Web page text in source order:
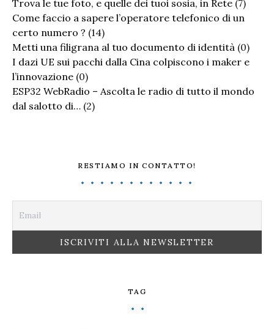
Trova le tue foto, e quelle dei tuoi sosia, in Rete (7)
Come faccio a sapere l’operatore telefonico di un
certo numero ? (14)
Metti una filigrana al tuo documento di identità (0)
I dazi UE sui pacchi dalla Cina colpiscono i maker e
l’innovazione (0)
ESP32 WebRadio – Ascolta le radio di tutto il mondo
dal salotto di… (2)
RESTIAMO IN CONTATTO!
TAG